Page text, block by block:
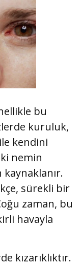
bu
kuruluk,
kendini
nemin
sürekli bir
zaman, bu
havayla
kızarıklıktır.